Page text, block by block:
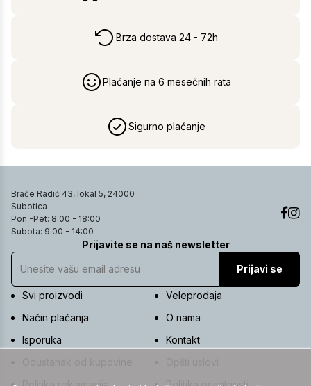
Brza dostava 24 - 72h
Plaćanje na 6 mesečnih rata
Sigurno plaćanje
Braće Radić 43, lokal 5, 24000
Subotica
Pon -Pet: 8:00 - 18:00
Subota: 9:00 - 14:00
Prijavite se na naš newsletter
Prijavi se
Svi proizvodi
Veleprodaja
Način plaćanja
O nama
Isporuka
Kontakt